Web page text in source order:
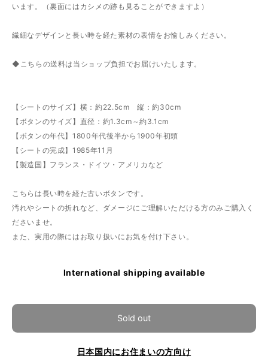
います。（裏面にはカシメの跡も見ることができますよ）
繊細なデザインと長い時を経た素材の表情をお愉しみください。
◆こちらの送料は当ショップ負担でお届けいたします。
【シートのサイズ】横：約22.5cm 縦：約30cm
【ボタンのサイズ】直径：約1.3cm～約3.1cm
【ボタンの年代】1800年代後半から1900年初頭
【シートの完成】1985年11月
【製造国】フランス・ドイツ・アメリカなど
こちらは長い時を経た古いボタンです。
汚れやシートの折れなど、ダメージにご理解いただける方のみご購入く
ださいませ。
また、実用の際にはお取り扱いにお気を付け下さい。
International shipping available
Sold out
日本国内にお住まいの方向け